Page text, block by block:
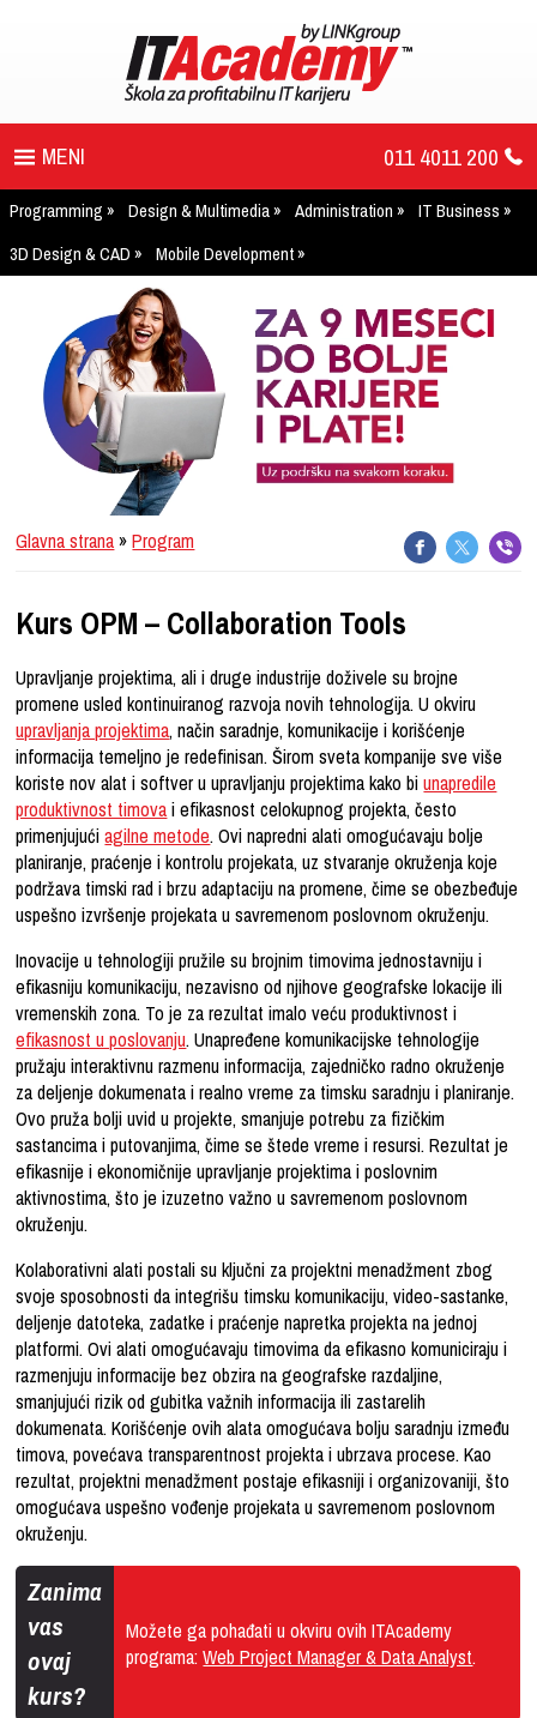
011 4011 200
PROGRAM
UPIS
ŠTA DOBIJATE
UČENJE NA DALJINU
DIPLOME I SERTIFIKATI
O IT AKADEMIJI
Programming Design & Multimedia Administration
IT Business
3D Design & CAD
Mobile Development
Glavna strana»Program
Kurs OPM – Collaboration Tools
Upravljanje projektima, ali i druge industrije doživele su brojne
promene usled kontinuiranog razvoja novih tehnologija. U okviru
upravljanja projektima, način saradnje, komunikacije i korišćenje
informacija temeljno je redefinisan. Širom sveta kompanije sve više
koriste nov alat i softver u upravljanju projektima kako biunapredile
produktivnost timovai efikasnost celokupnog projekta, često
primenjujućiagilne metode. Ovi napredni alati omogućavaju bolje
planiranje, praćenje i kontrolu projekata, uz stvaranje okruženja koje
podržava timski rad i brzu adaptaciju na promene, čime se obezbeđuje
uspešno izvršenje projekata u savremenom poslovnom okruženju.
Inovacije u tehnologiji pružile su brojnim timovima jednostavniju i
efikasniju komunikaciju, nezavisno od njihove geografske lokacije ili
vremenskih zona. To je za rezultat imalo veću produktivnost i
efikasnost u poslovanju. Unapređene komunikacijske tehnologije
pružaju interaktivnu razmenu informacija, zajedničko radno okruženje
za deljenje dokumenata i realno vreme za timsku saradnju i planiranje.
Ovo pruža bolji uvid u projekte, smanjuje potrebu za fizičkim
sastancima i putovanjima, čime se štede vreme i resursi. Rezultat je
efikasnije i ekonomičnije upravljanje projektima i poslovnim
aktivnostima, što je izuzetno važno u savremenom poslovnom
okruženju.
Kolaborativni alati postali su ključni za projektni menadžment zbog
svoje sposobnosti da integrišu timsku komunikaciju, video-sastanke,
deljenje datoteka, zadatke i praćenje napretka projekta na jednoj
platformi. Ovi alati omogućavaju timovima da efikasno komuniciraju i
razmenjuju informacije bez obzira na geografske razdaljine,
smanjujući rizik od gubitka važnih informacija ili zastarelih
dokumenata. Korišćenje ovih alata omogućava bolju saradnju između
timova, povećava transparentnost projekta i ubrzava procese. Kao
rezultat, projektni menadžment postaje efikasniji i organizovaniji, što
omogućava uspešno vođenje projekata u savremenom poslovnom
okruženju.
Zanima
vas
ovaj
kurs?
Možete ga pohađati u okviru ovih ITAcademy
programa:Web Project Manager & Data Analyst.